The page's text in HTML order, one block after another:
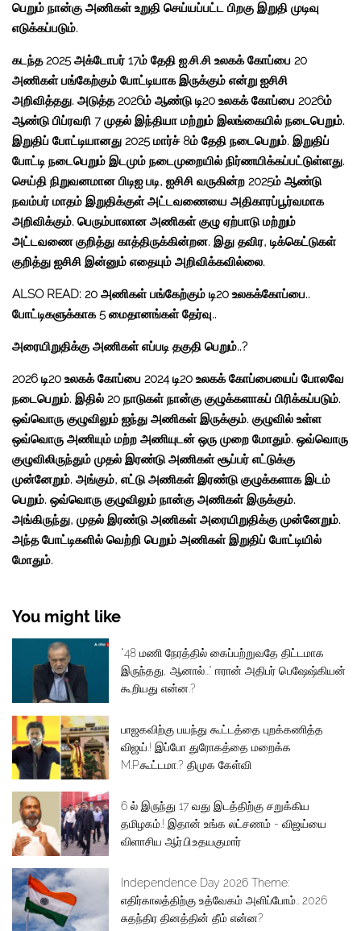
பெறும் நான்கு அணிகள் உறுதி செய்யப்பட்ட பிறகு இறுதி முடிவு
எடுக்கப்படும்.
கடந்த 2025 அக்டோபர் 17ம் தேதி ஐ.சி.சி உலகக் கோப்பை 20
அணிகள் பங்கேற்கும் போட்டியாக இருக்கும் என்று ஐசிசி
அறிவித்தது. அடுத்த 2026ம் ஆண்டு டி20 உலகக் கோப்பை 2026ம்
ஆண்டு பிப்ரவரி 7 முதல் இந்தியா மற்றும் இலங்கையில் நடைபெறும்.
இறுதிப் போட்டியானது 2025 மார்ச் 8ம் தேதி நடைபெறும். இறுதிப்
போட்டி நடைபெறும் இடமும் நடைமுறையில் நிர்ணயிக்கப்பட்டுள்ளது.
செய்தி நிறுவனமான பிடிஐ படி, ஐசிசி வருகின்ற 2025ம் ஆண்டு
நவம்பர் மாதம் இறுதிக்குள் அட்டவணையை அதிகாரப்பூர்வமாக
அறிவிக்கும். பெரும்பாலான அணிகள் குழு ஏற்பாடு மற்றும்
அட்டவணை குறித்து காத்திருக்கின்றன. இது தவிர, டிக்கெட்டுகள்
குறித்து ஐசிசி இன்னும் எதையும் அறிவிக்கவில்லை.
ALSO READ: 20 அணிகள் பங்கேற்கும் டி20 உலகக்கோப்பை..
போட்டிகளுக்காக 5 மைதானங்கள் தேர்வு..
அரையிறுதிக்கு அணிகள் எப்படி தகுதி பெறும்..?
2026 டி20 உலகக் கோப்பை 2024 டி20 உலகக் கோப்பையைப் போலவே
நடைபெறும். இதில் 20 நாடுகள் நான்கு குழுக்களாகப் பிரிக்கப்படும்.
ஒவ்வொரு குழுவிலும் ஐந்து அணிகள் இருக்கும். குழுவில் உள்ள
ஒவ்வொரு அணியும் மற்ற அணியுடன் ஒரு முறை மோதும். ஒவ்வொரு
குழுவிலிருந்தும் முதல் இரண்டு அணிகள் சூப்பர் எட்டுக்கு
முன்னேறும். அங்கும், எட்டு அணிகள் இரண்டு குழுக்களாக இடம்
பெறும். ஒவ்வொரு குழுவிலும் நான்கு அணிகள் இருக்கும்.
அங்கிருந்து, முதல் இரண்டு அணிகள் அரையிறுதிக்கு முன்னேறும்.
அந்த போட்டிகளில் வெற்றி பெறும் அணிகள் இறுதிப் போட்டியில்
மோதும்.
You might like
“48 மணி நேரத்தில் கைப்பற்றுவதே திட்டமாக
இருந்தது, ஆனால்...“ ஈரான் அதிபர் பெஷேஷ்கியன்
கூறியது என்ன.?
பாஜகவிற்கு பயந்து கூட்டத்தை புறக்கணித்த
விஜய்.! இப்போ துரோகத்தை மறைக்க
M.P.கூட்டமா.? திமுக கேள்வி
6 ல் இருந்து 17 வது இடத்திற்கு சறுக்கிய
தமிழகம்.! இதான் உங்க லட்சணம் - விஜய்யை
விளாசிய ஆர்.பி.உதயகுமார்
Independence Day 2026 Theme:
எதிர்காலத்திற்கு உத்வேகம் அளிப்போம்.. 2026
சுதந்திர தினத்தின் தீம் என்ன?